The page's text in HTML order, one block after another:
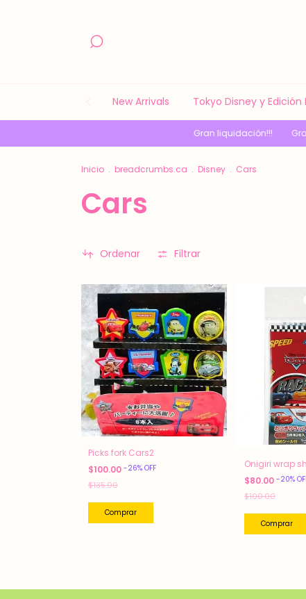
New Arrivals Tokyo Disney y
Gran liquidación!!! Gran
Inicio . breadcrumbs.ca . Disney . Cars
Cars
Ordenar Filtrar
Picks fork Cars2
$100.00 -26% OFF
$135.00
Onigiri wrap
$80.00 -20%
$100.00